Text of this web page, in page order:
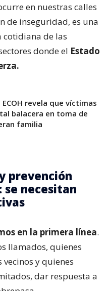
en nuestras calles
de inseguridad, es una
cotidiana de las
donde el Estado
ECOH revela que víctimas
balacera en toma de
familia
prevención
se necesitan
en la primera línea.
llamados, quienes
y quienes
dar respuesta a